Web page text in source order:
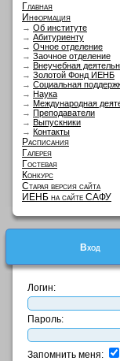
Главная
Информация
→ Об институте
→ Абитуриенту
→ Очное отделение
→ Заочное отделение
→ Внеучебная
→ Золотой Фонд ИЕНБ
→ Социальная
→ Наука
→ Международная
→ Преподаватели
→ Выпускники
→ Контакты
Расписания
Галерея
Гостевая
Конкурс
Старая версия сайта
ИЕНБ на сайте САФУ
Вход
Логин:
Пароль:
Запомнить меня: